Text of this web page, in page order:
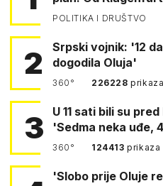
POLITIKA I DRUŠTVO
2
Srpski vojnik: '12
dogodila Oluja'
360° 226228prikaza
3
U 11 sati bili su pred Kninom. Gotovina:
'Sedma neka uđe,
360° 124413prikaza
'Slobo prije Oluje